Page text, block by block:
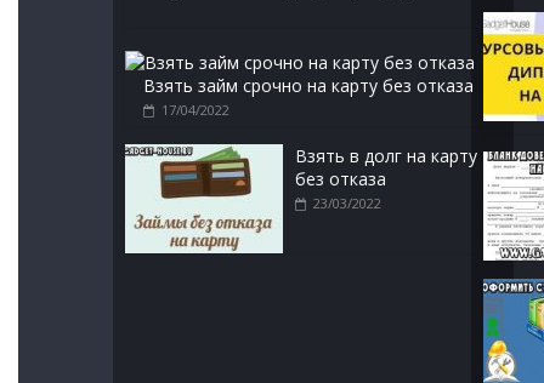
Взять займ срочно на карту без отказа
17/04/2022
Взять в долг на карту
без отказа
23/03/2022